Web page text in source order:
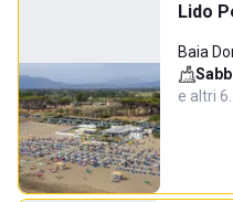
Lido
Baia
e altri 6…